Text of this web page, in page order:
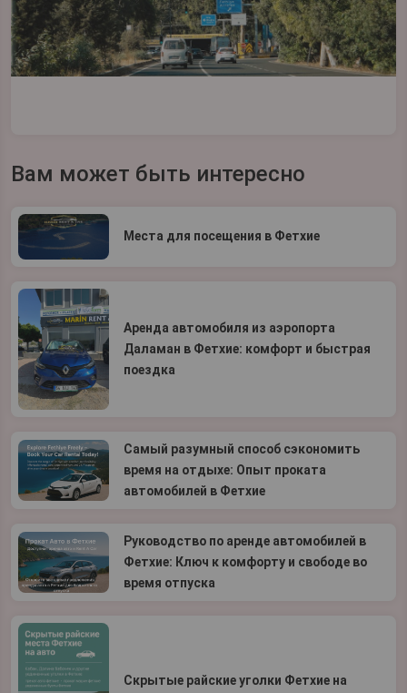
Вам может быть интересно
Места для посещения в Фетхие
Аренда автомобиля из аэропорта
Даламан в Фетхие: комфорт и быстрая
поездка
Самый разумный способ сэкономить
время на отдыхе: Опыт проката
автомобилей в Фетхие
Руководство по аренде автомобилей в
Фетхие: Ключ к комфорту и свободе во
время отпуска
Скрытые райские уголки Фетхие на